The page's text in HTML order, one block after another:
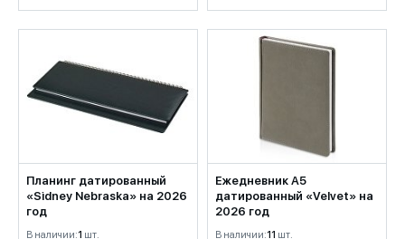
Планинг датированный
«Sidney Nebraska» на 2026
год
В наличии:1 шт.
Ежедневник А5
датированный «Velvet» на
2026 год
В наличии:11 шт.